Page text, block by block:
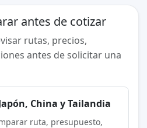
antes de cotizar
rutas, precios,
antes de solicitar una
China y Tailandia
ruta, presupuesto,